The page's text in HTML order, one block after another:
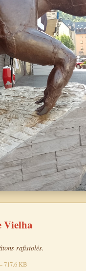
Vielha
rafistolés.
717.6 KB